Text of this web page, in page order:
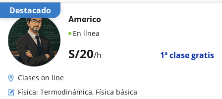
Destacado
S/20/h 1ª clase gratis
Americo
En línea
Clases on line
Física: Termodinámica, Física básica